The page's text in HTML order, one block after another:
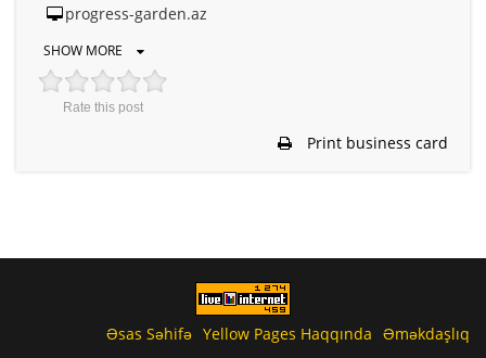
progress-garden.az
SHOW MORE
Rate this post
Print business card
Əsas Səhifə Yellow Pages Haqqında Əməkdaşlıq